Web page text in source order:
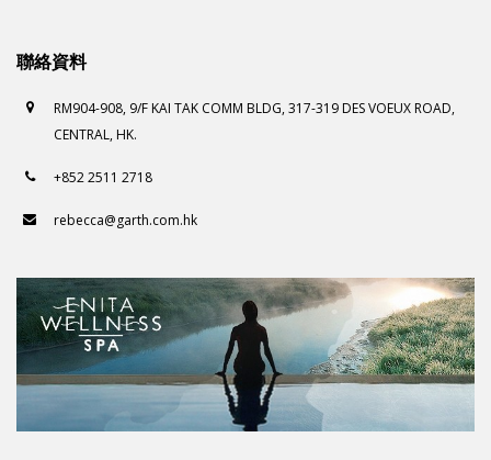
聯絡資料
RM904-908, 9/F KAI TAK COMM BLDG, 317-319 DES VOEUX ROAD,
CENTRAL, HK.
+852 2511 2718
rebecca@garth.com.hk